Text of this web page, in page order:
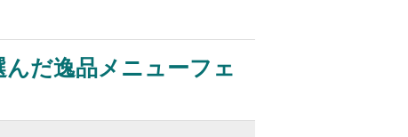
だ逸品メニューフェ